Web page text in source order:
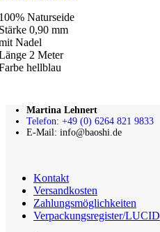
Naturseide
0,90 mm
Nadel
2 Meter
hellblau
Martina Lehnert
Telefon: +49 (0) 6264 821 9833
E-Mail: info@baoshi.de
Kontakt
Versandkosten
Zahlungsmöglichkeiten
Verpackungsregister/LUCID